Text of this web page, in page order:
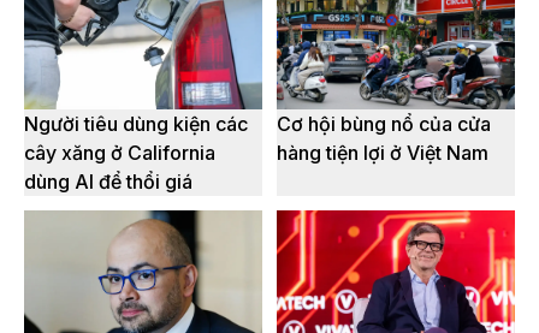
Người tiêu dùng kiện các
cây xăng ở California
dùng AI để thổi giá
Cơ hội bùng nổ của cửa
hàng tiện lợi ở Việt Nam